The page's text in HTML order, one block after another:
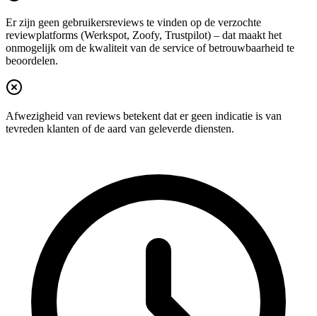
Er zijn geen gebruikersreviews te vinden op de verzochte
reviewplatforms (Werkspot, Zoofy, Trustpilot) – dat maakt het
onmogelijk om de kwaliteit van de service of betrouwbaarheid te
beoordelen.
Afwezigheid van reviews betekent dat er geen indicatie is van
tevreden klanten of de aard van geleverde diensten.